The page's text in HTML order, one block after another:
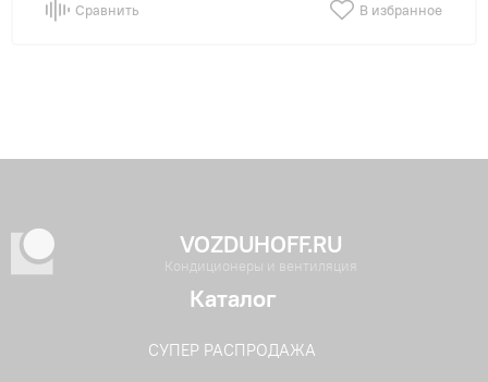
Сравнить В избранное
VOZDUHOFF.RU
Кондиционеры и вентиляция
Каталог
СУПЕР РАСПРОДАЖА